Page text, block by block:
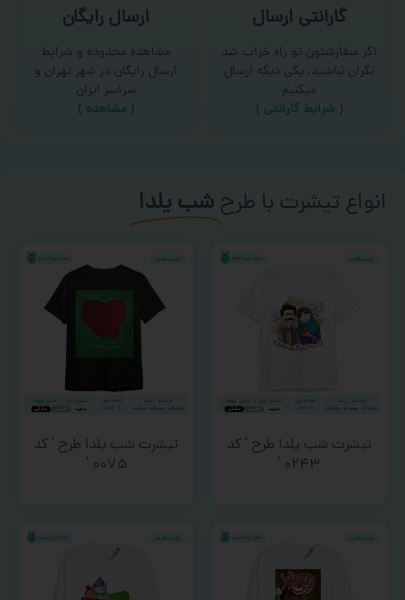
گارانتی ارسال
اگر سفارشتون تو راه خراب شد
نگران نباشید، یکی دیگه ارسال
میکنیم
( شرایط گارانتی )
ارسال رایگان
مشاهده محدوده و شرایط
ارسال رایگان در شهر تهران و
سراسر ایران
(مشاهده )
انواع تیشرت با طرحشب یلدا
تیشرت شب یلدا طرح ‘ کد
۰۲۴۳ ‘
تیشرت شب یلدا طرح ‘ کد
۰۰۷۵ ‘